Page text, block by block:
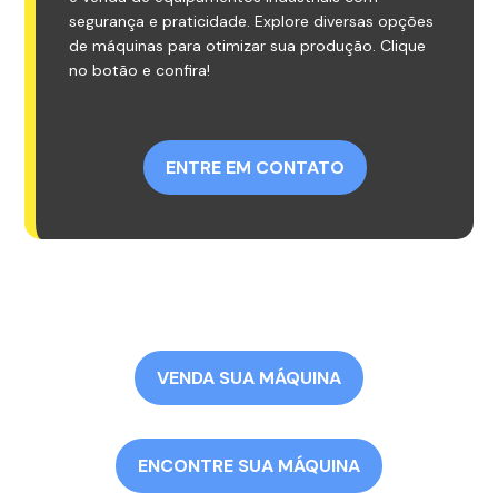
segurança e praticidade. Explore diversas opções
de máquinas para otimizar sua produção. Clique
no botão e confira!
ENTRE EM CONTATO
VENDA SUA MÁQUINA
ENCONTRE SUA MÁQUINA